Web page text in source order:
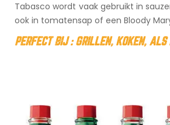
Tabasco wordt vaak gebruikt in
ook in tomatensap of een Bloody
PERFECT BIJ :GRILLEN, KOKEN, ALS